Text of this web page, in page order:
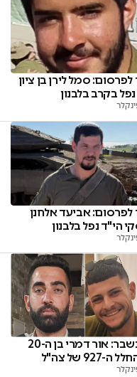
לפרסום: סמל לירן בן ציון
בקרב בלבנון
לפרסום: אביעד אלחנן
הי"ד נפל בלבנון
הלב נשבר: אור דמרי בן ה-20
927 של צה"ל